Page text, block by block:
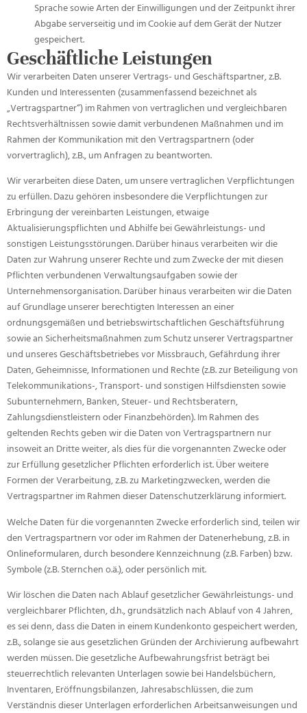
Sprache sowie Arten der Einwilligungen und der Zeitpunkt ihrer
Abgabe serverseitig und im Cookie auf dem Gerät der Nutzer
gespeichert.
Geschäftliche Leistungen
Wir verarbeiten Daten unserer Vertrags- und Geschäftspartner, z.B.
Kunden und Interessenten (zusammenfassend bezeichnet als
„Vertragspartner“) im Rahmen von vertraglichen und vergleichbaren
Rechtsverhältnissen sowie damit verbundenen Maßnahmen und im
Rahmen der Kommunikation mit den Vertragspartnern (oder
vorvertraglich), z.B., um Anfragen zu beantworten.
Wir verarbeiten diese Daten, um unsere vertraglichen Verpflichtungen
zu erfüllen. Dazu gehören insbesondere die Verpflichtungen zur
Erbringung der vereinbarten Leistungen, etwaige
Aktualisierungspflichten und Abhilfe bei Gewährleistungs- und
sonstigen Leistungsstörungen. Darüber hinaus verarbeiten wir die
Daten zur Wahrung unserer Rechte und zum Zwecke der mit diesen
Pflichten verbundenen Verwaltungsaufgaben sowie der
Unternehmensorganisation. Darüber hinaus verarbeiten wir die Daten
auf Grundlage unserer berechtigten Interessen an einer
ordnungsgemäßen und betriebswirtschaftlichen Geschäftsführung
sowie an Sicherheitsmaßnahmen zum Schutz unserer Vertragspartner
und unseres Geschäftsbetriebes vor Missbrauch, Gefährdung ihrer
Daten, Geheimnisse, Informationen und Rechte (z.B. zur Beteiligung von
Telekommunikations-, Transport- und sonstigen Hilfsdiensten sowie
Subunternehmern, Banken, Steuer- und Rechtsberatern,
Zahlungsdienstleistern oder Finanzbehörden). Im Rahmen des
geltenden Rechts geben wir die Daten von Vertragspartnern nur
insoweit an Dritte weiter, als dies für die vorgenannten Zwecke oder
zur Erfüllung gesetzlicher Pflichten erforderlich ist. Über weitere
Formen der Verarbeitung, z.B. zu Marketingzwecken, werden die
Vertragspartner im Rahmen dieser Datenschutzerklärung informiert.
Welche Daten für die vorgenannten Zwecke erforderlich sind, teilen wir
den Vertragspartnern vor oder im Rahmen der Datenerhebung, z.B. in
Onlineformularen, durch besondere Kennzeichnung (z.B. Farben) bzw.
Symbole (z.B. Sternchen o.ä.), oder persönlich mit.
Wir löschen die Daten nach Ablauf gesetzlicher Gewährleistungs- und
vergleichbarer Pflichten, d.h., grundsätzlich nach Ablauf von 4 Jahren,
es sei denn, dass die Daten in einem Kundenkonto gespeichert werden,
z.B., solange sie aus gesetzlichen Gründen der Archivierung aufbewahrt
werden müssen. Die gesetzliche Aufbewahrungsfrist beträgt bei
steuerrechtlich relevanten Unterlagen sowie bei Handelsbüchern,
Inventaren, Eröffnungsbilanzen, Jahresabschlüssen, die zum
Verständnis dieser Unterlagen erforderlichen Arbeitsanweisungen und